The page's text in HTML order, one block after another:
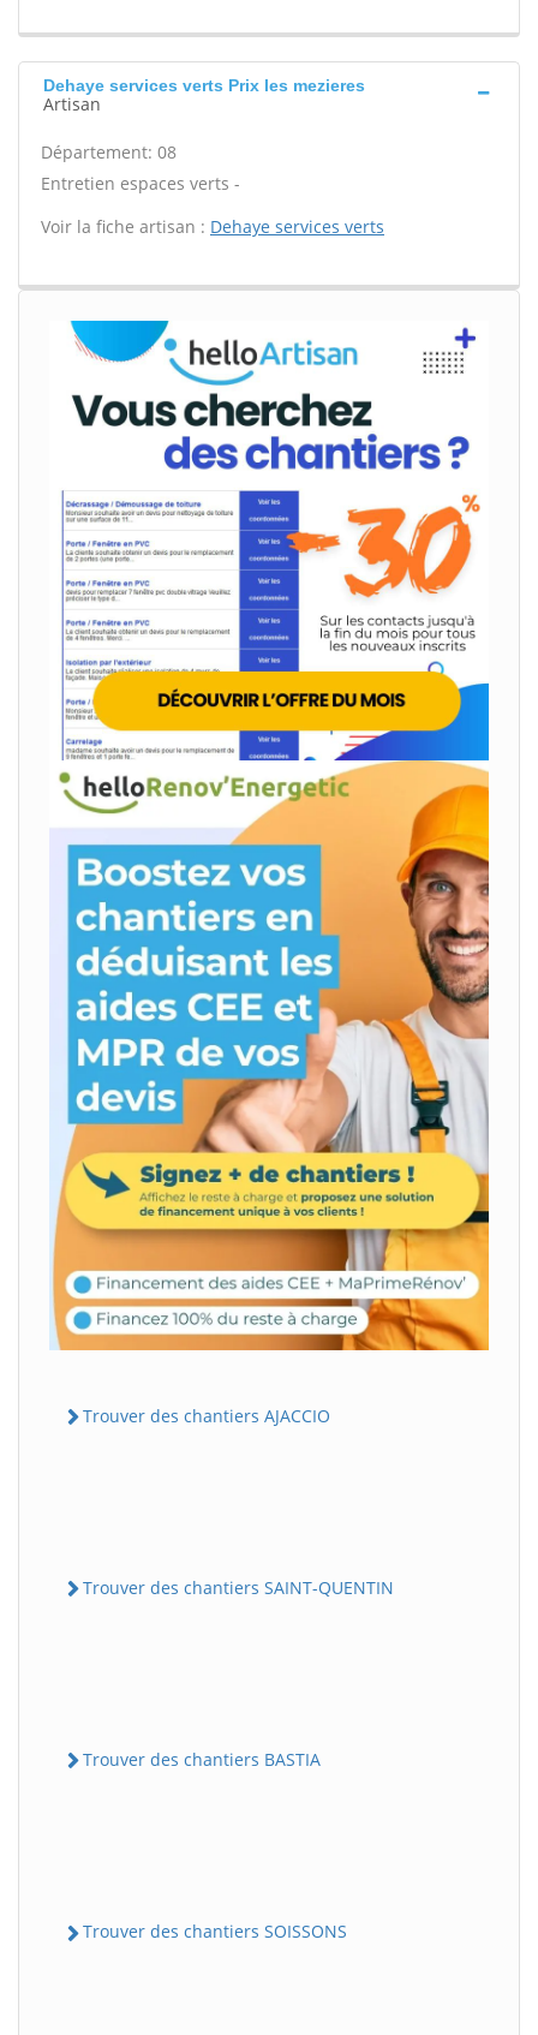
Dehaye services verts Prix les mezieres
Artisan
Département: 08
Entretien espaces verts -
Voir la fiche artisan : Dehaye services verts
Trouver des chantiers AJACCIO
Trouver des chantiers SAINT-QUENTIN
Trouver des chantiers BASTIA
Trouver des chantiers SOISSONS